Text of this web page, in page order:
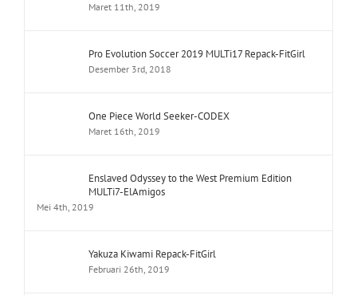
Maret 11th, 2019
Pro Evolution Soccer 2019 MULTi17 Repack-FitGirl
Desember 3rd, 2018
One Piece World Seeker-CODEX
Maret 16th, 2019
Enslaved Odyssey to the West Premium Edition
MULTi7-ElAmigos
Mei 4th, 2019
Yakuza Kiwami Repack-FitGirl
Februari 26th, 2019